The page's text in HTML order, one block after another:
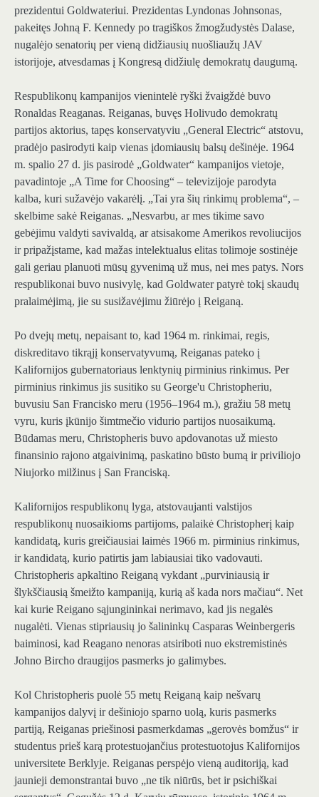
prezidentui Goldwateriui. Prezidentas Lyndonas Johnsonas,
pakeitęs Johną F. Kennedy po tragiškos žmogžudystės Dalase,
nugalėjo senatorių per vieną didžiausių nuošliaužų JAV
istorijoje, atvesdamas į Kongresą didžiulę demokratų daugumą.
Respublikonų kampanijos vienintelė ryški žvaigždė buvo
Ronaldas Reaganas. Reiganas, buvęs Holivudo demokratų
partijos aktorius, tapęs konservatyviu „General Electric“ atstovu,
pradėjo pasirodyti kaip vienas įdomiausių balsų dešinėje. 1964
m. spalio 27 d. jis pasirodė „Goldwater“ kampanijos vietoje,
pavadintoje „A Time for Choosing“ – televizijoje parodyta
kalba, kuri sužavėjo vakarėlį. „Tai yra šių rinkimų problema“, –
skelbime sakė Reiganas. „Nesvarbu, ar mes tikime savo
gebėjimu valdyti savivaldą, ar atsisakome Amerikos revoliucijos
ir pripažįstame, kad mažas intelektualus elitas tolimoje sostinėje
gali geriau planuoti mūsų gyvenimą už mus, nei mes patys. Nors
respublikonai buvo nusivylę, kad Goldwater patyrė tokį skaudų
pralaimėjimą, jie su susižavėjimu žiūrėjo į Reiganą.
Po dvejų metų, nepaisant to, kad 1964 m. rinkimai, regis,
diskreditavo tikrąjį konservatyvumą, Reiganas pateko į
Kalifornijos gubernatoriaus lenktynių pirminius rinkimus. Per
pirminius rinkimus jis susitiko su George'u Christopheriu,
buvusiu San Francisko meru (1956–1964 m.), gražiu 58 metų
vyru, kuris įkūnijo šimtmečio vidurio partijos nuosaikumą.
Būdamas meru, Christopheris buvo apdovanotas už miesto
finansinio rajono atgaivinimą, paskatino būsto bumą ir priviliojo
Niujorko milžinus į San Franciską.
Kalifornijos respublikonų lyga, atstovaujanti valstijos
respublikonų nuosaikioms partijoms, palaikė Christopherį kaip
kandidatą, kuris greičiausiai laimės 1966 m. pirminius rinkimus,
ir kandidatą, kurio patirtis jam labiausiai tiko vadovauti.
Christopheris apkaltino Reiganą vykdant „purviniausią ir
šlykščiausią šmeižto kampaniją, kurią aš kada nors mačiau“. Net
kai kurie Reigano sąjungininkai nerimavo, kad jis negalės
nugalėti. Vienas stipriausių jo šalininkų Casparas Weinbergeris
baiminosi, kad Reagano nenoras atsiriboti nuo ekstremistinės
Johno Bircho draugijos pasmerks jo galimybes.
Kol Christopheris puolė 55 metų Reiganą kaip nešvarų
kampanijos dalyvį ir dešiniojo sparno uolą, kuris pasmerks
partiją, Reiganas priešinosi pasmerkdamas „gerovės bomžus“ ir
studentus prieš karą protestuojančius protestuotojus Kalifornijos
universitete Berklyje. Reiganas perspėjo vieną auditoriją, kad
jaunieji demonstrantai buvo „ne tik niūrūs, bet ir psichiškai